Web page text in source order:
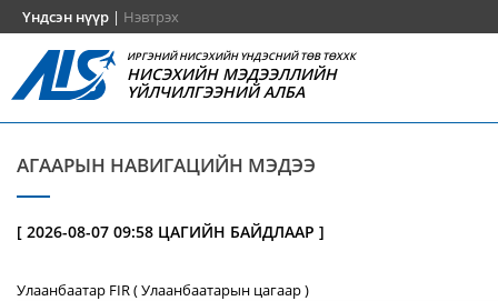
Үндсэн нүүр | Нэвтрэх
ИРГЭНИЙ НИСЭХИЙН ҮНДЭСНИЙ ТӨВ ТӨХХК
НИСЭХИЙН МЭДЭЭЛЛИЙН
ҮЙЛЧИЛГЭЭНИЙ АЛБА
АГААРЫН НАВИГАЦИЙН МЭДЭЭ
[ 2026-08-07 09:58 ЦАГИЙН БАЙДЛААР ]
Улаанбаатар FIR ( Улаанбаатарын цагаар )